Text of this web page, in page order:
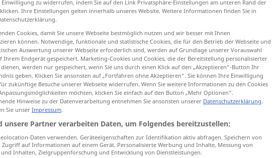
Behandlung MED
zu widerrufen, indem Sie auf den Link Privatsphäre-Einstellungen am unteren Rand der
Ihre Einstellungen gelten innerhalb unseres Website. Weitere Informationen finden Sie in
Cookies, damit Sie unsere Webseite bestmöglich nutzen und wir besser mit Ihnen
können. Notwendige, funktionale und statistische Cookies, die für den Betrieb der Webseite und
Auswertung unserer Webseite erforderlich sind, werden auf Grundlage unserer Vorauswahl
Ihrem Endgerät gespeichert. Marketing-Cookies und Cookies, die der Bereitstellung personalisierter
werden nur gespeichert, wenn Sie uns durch einen Klick auf den „Akzeptieren“-Button Ihr
geben. Klicken Sie ansonsten auf „Fortfahren ohne Akzeptieren“. Sie können Ihre Einwilligung
zukünftige Besuche unserer Webseite widerrufen. Wenn Sie weitere Informationen zu den Cookies
möchten, klicken Sie einfach auf den Button „Mehr Optionen“.
Hinweise zu der Datenverarbeitung entnehmen Sie ansonsten unserer Datenschutzerklärung.
Sie unser Impressum.
unsere Partner verarbeiten Daten, um Folgendes bereitzustellen:
Daten verwenden. Geräteeigenschaften zur Identifikation aktiv abfragen. Speichern von
auf Informationen auf einem Gerät. Personalisierte Werbung und Inhalte, Messung von
Inhalten, Zielgruppenforschung und Entwicklung von Dienstleistungen.